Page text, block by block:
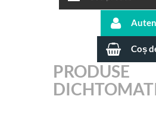
Coș
PRODUSE